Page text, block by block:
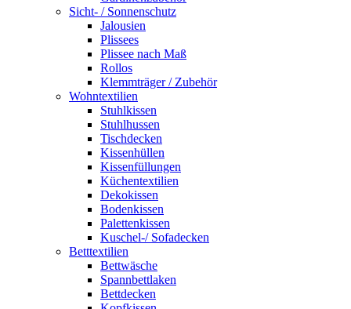
Sicht- / Sonnenschutz
Jalousien
Plissees
Plissee nach Maß
Rollos
Klemmträger / Zubehör
Wohntextilien
Stuhlkissen
Stuhlhussen
Tischdecken
Kissenhüllen
Kissenfüllungen
Küchentextilien
Dekokissen
Bodenkissen
Palettenkissen
Kuschel-/ Sofadecken
Betttextilien
Bettwäsche
Spannbettlaken
Bettdecken